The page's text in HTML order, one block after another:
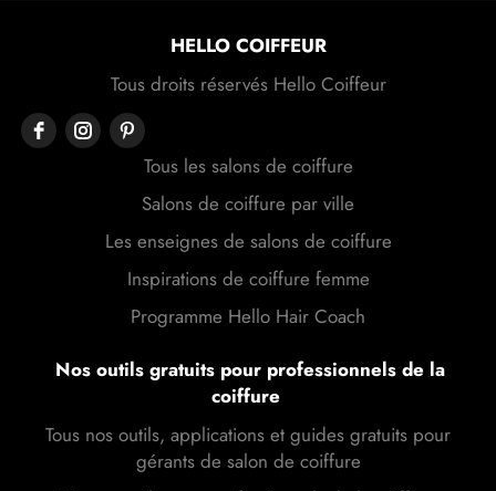
HELLO COIFFEUR
Tous droits réservés Hello Coiffeur
Tous les salons de coiffure
Salons de coiffure par ville
Les enseignes de salons de coiffure
Inspirations de coiffure femme
Programme Hello Hair Coach
Nos outils gratuits pour professionnels de la
coiffure
Tous nos outils, applications et guides gratuits pour
gérants de salon de coiffure